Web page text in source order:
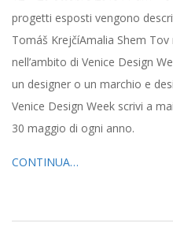
02
progetti esposti vengono
Tomáš KrejčíAmalia Shem
nell’ambito di Venice Design
un designer o un marchio e
Venice Design Week scrivi a
30 maggio di ogni anno.
CONTINUA…